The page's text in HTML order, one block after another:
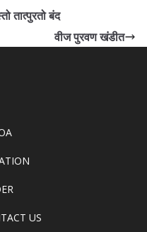
तात्पुरतो बंद
वीज पुरवण खंडीत
US